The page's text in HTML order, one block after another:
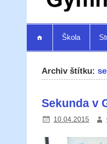
Škola
Archiv štítku:
Sekunda v
10.04.2015